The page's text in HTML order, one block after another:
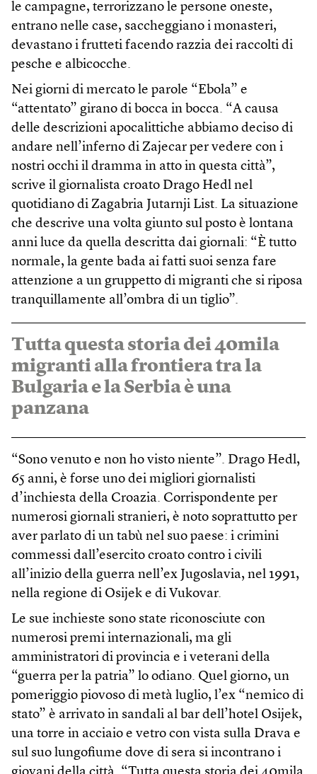
le campagne, terrorizzano le persone oneste,
entrano nelle case, saccheggiano i monasteri,
devastano i frutteti facendo razzia dei raccolti di
pesche e albicocche.
Nei giorni di mercato le parole “Ebola” e
“attentato” girano di bocca in bocca. “A causa
delle descrizioni apocalittiche abbiamo deciso di
andare nell’inferno di Zajecar per vedere con i
nostri occhi il dramma in atto in questa città”,
scrive il giornalista croato Drago Hedl nel
quotidiano di Zagabria Jutarnji List. La situazione
che descrive una volta giunto sul posto è lontana
anni luce da quella descritta dai giornali: “È tutto
normale, la gente bada ai fatti suoi senza fare
attenzione a un gruppetto di migranti che si riposa
tranquillamente all’ombra di un tiglio”.
Tutta questa storia dei 40mila
migranti alla frontiera tra la
Bulgaria e la Serbia è una
panzana
“Sono venuto e non ho visto niente”. Drago Hedl,
65 anni, è forse uno dei migliori giornalisti
d’inchiesta della Croazia. Corrispondente per
numerosi giornali stranieri, è noto soprattutto per
aver parlato di un tabù nel suo paese: i crimini
commessi dall’esercito croato contro i civili
all’inizio della guerra nell’ex Jugoslavia, nel 1991,
nella regione di Osijek e di Vukovar.
Le sue inchieste sono state riconosciute con
numerosi premi internazionali, ma gli
amministratori di provincia e i veterani della
“guerra per la patria” lo odiano. Quel giorno, un
pomeriggio piovoso di metà luglio, l’ex “nemico di
stato” è arrivato in sandali al bar dell’hotel Osijek,
una torre in acciaio e vetro con vista sulla Drava e
sul suo lungofiume dove di sera si incontrano i